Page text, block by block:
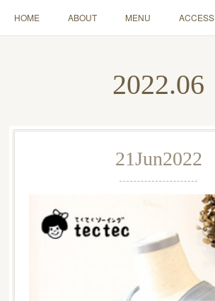
HOME ABOUT MENU ACCESS
2022.06
21Jun2022